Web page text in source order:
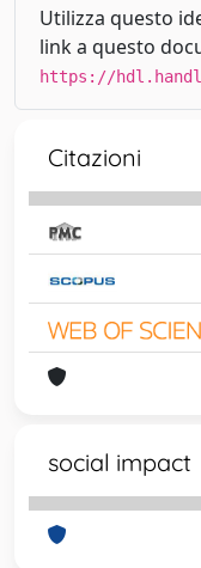
Utilizza questo
link a questo
https://
Citazioni
social impact